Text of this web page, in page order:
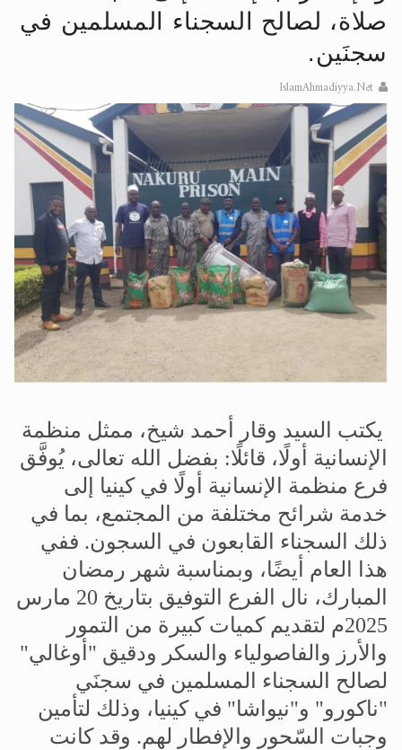
الحجّ.. دلالات، حِكم، وأهداف >> المزيد
اقرأ هذا المقال في أهمية عيد
صلاة، لصالح السجناء المسلمين في
سجنَين.
IslamAhmadiyya.Net
يكتب السيد وقار أحمد شيخ، ممثل منظمة
الإنسانية أولًا، قائلًا: بفضل الله تعالى، يُوفَّق
فرع منظمة الإنسانية أولًا في كينيا إلى
خدمة شرائح مختلفة من المجتمع، بما في
ذلك السجناء القابعون في السجون. ففي
هذا العام أيضًا، وبمناسبة شهر رمضان
المبارك، نال الفرع التوفيق بتاريخ 20 مارس
2025م لتقديم كميات كبيرة من التمور
والأرز والفاصولياء والسكر ودقيق "أوغالي"
لصالح السجناء المسلمين في سجنَي
"ناكورو" و"نيواشا" في كينيا، وذلك لتأمين
وجبات السّحور والإفطار لهم. وقد كانت